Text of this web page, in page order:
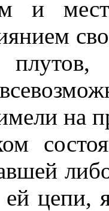
и
на
ей цепи,